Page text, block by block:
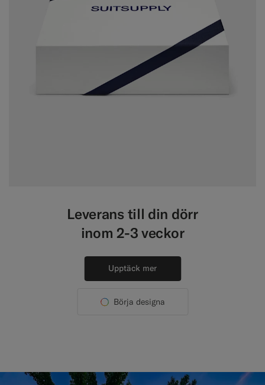
Leverans till din dörr
inom 2-3 veckor
Upptäck mer
Börja designa